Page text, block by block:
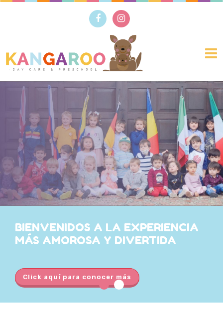
BIENVENIDOS A LA EXPERIENCIA
MÁS AMOROSA Y DIVERTIDA
Click aquí para conocer más